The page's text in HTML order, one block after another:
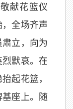
献花篮仪
全场齐声
立，向为
默哀。在
起花篮，
座上。随